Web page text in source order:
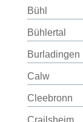
Bühl
Bühlertal
Burladingen
Calw
Cleebronn
Crailsheim